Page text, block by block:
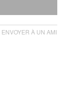
ENVOYER À UN AMI